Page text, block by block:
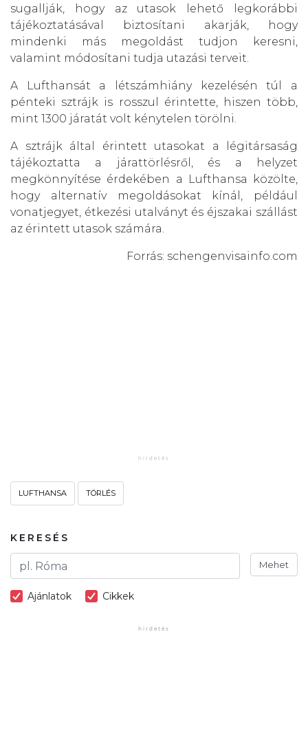
sugallják, hogy az utasok lehető legkorábbi
tájékoztatásával biztosítani akarják, hogy
mindenki más megoldást tudjon keresni,
valamint módosítani tudja utazási terveit.
A Lufthansát a létszámhiány kezelésén túl a
pénteki sztrájk is rosszul érintette, hiszen több,
mint 1300 járatát volt kénytelen törölni.
A sztrájk által érintett utasokat a légitársaság
tájékoztatta a járattörlésről, és a helyzet
megkönnyítése érdekében a Lufthansa közölte,
hogy alternatív megoldásokat kínál, például
vonatjegyet, étkezési utalványt és éjszakai szállást
az érintett utasok számára.
Forrás: schengenvisainfo.com
LUFTHANSA TÖRLÉS
KERESÉS
Mehet
Ajánlatok Cikkek